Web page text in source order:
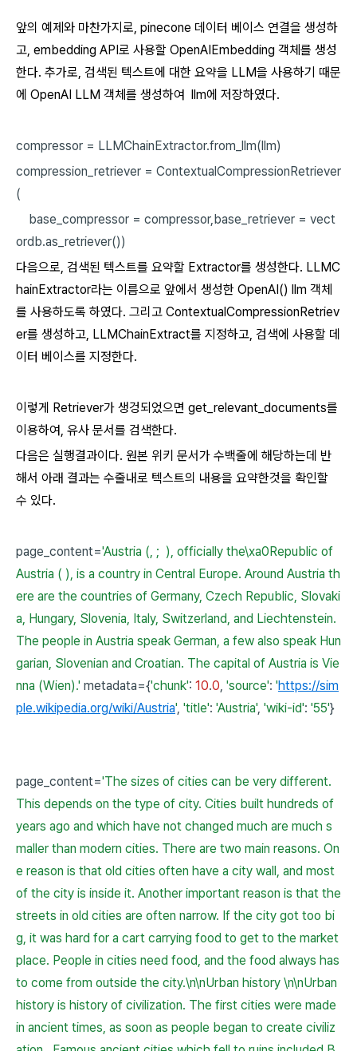
앞의 예제와 마찬가지로, pinecone 데이터 베이스 연결을 생성하
고, embedding API로 사용할 OpenAIEmbedding 객체를 생성
한다. 추가로, 검색된 텍스트에 대한 요약을 LLM을 사용하기 때문
에 OpenAI LLM 객체를 생성하여 llm에 저장하였다.
compressor = LLMChainExtractor.from_llm(llm)
compression_retriever = ContextualCompressionRetriever
(
base_compressor = compressor,base_retriever = vect
ordb.as_retriever())
다음으로, 검색된 텍스트를 요약할 Extractor를 생성한다. LLMC
hainExtractor라는 이름으로 앞에서 생성한 OpenAI() llm 객체
를 사용하도록 하였다. 그리고 ContextualCompressionRetriev
er를 생성하고, LLMChainExtract를 지정하고, 검색에 사용할 데
이터 베이스를 지정한다.
이렇게 Retriever가 생겅되었으면 get_relevant_documents를
이용하여, 유사 문서를 검색한다.
다음은 실행결과이다. 원본 위키 문서가 수백줄에 해당하는데 반
해서 아래 결과는 수줄내로 텍스트의 내용을 요약한것을 확인할
수 있다.
page_content='Austria (, ; ), officially the\xa0Republic of
Austria ( ), is a country in Central Europe. Around Austria th
ere are the countries of Germany, Czech Republic, Slovaki
a, Hungary, Slovenia, Italy, Switzerland, and Liechtenstein.
The people in Austria speak German, a few also speak Hun
garian, Slovenian and Croatian. The capital of Austria is Vie
nna (Wien).' metadata={'chunk': 10.0, 'source': 'https://sim
ple.wikipedia.org/wiki/Austria', 'title': 'Austria', 'wiki-id': '55'}
page_content='The sizes of cities can be very different.
This depends on the type of city. Cities built hundreds of
years ago and which have not changed much are much s
maller than modern cities. There are two main reasons. On
e reason is that old cities often have a city wall, and most
of the city is inside it. Another important reason is that the
streets in old cities are often narrow. If the city got too bi
g, it was hard for a cart carrying food to get to the market
place. People in cities need food, and the food always has
to come from outside the city.\n\nUrban history \n\nUrban
history is history of civilization. The first cities were made
in ancient times, as soon as people began to create civiliz